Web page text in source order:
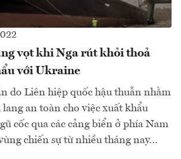
vọt khi Nga rút khỏi thoả
với Ukraine
do Liên hiệp quốc hậu thuẫn nhằm
an toàn cho việc xuất khẩu
cốc qua các cảng biển ở phía Nam
chiến sự từ nhiều tháng nay...